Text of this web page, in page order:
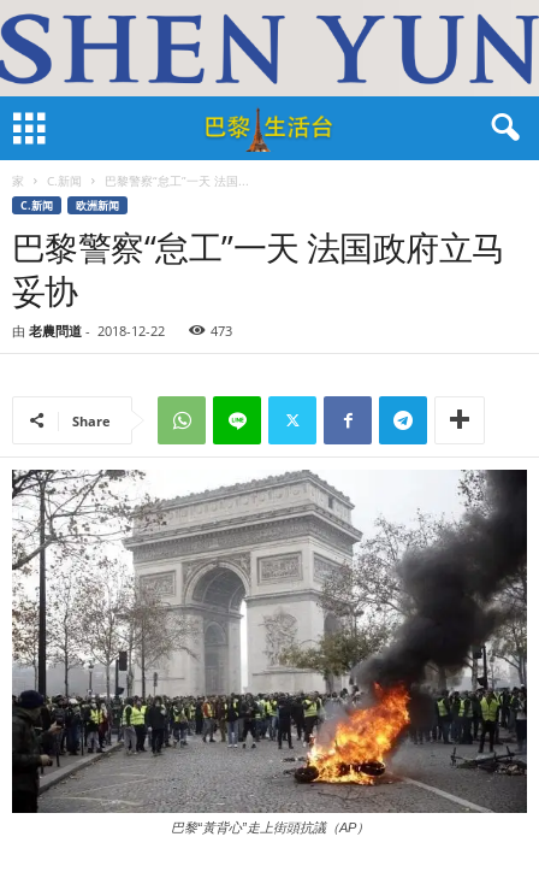
家 C.新闻 巴黎警察“怠工”一天 法国...
C.新闻 欧洲新闻
巴黎警察“怠工”一天 法国政府立马
妥协
由 老農問道 - 2018-12-22 473
Share
巴黎“黃背心”走上街頭抗議（AP）